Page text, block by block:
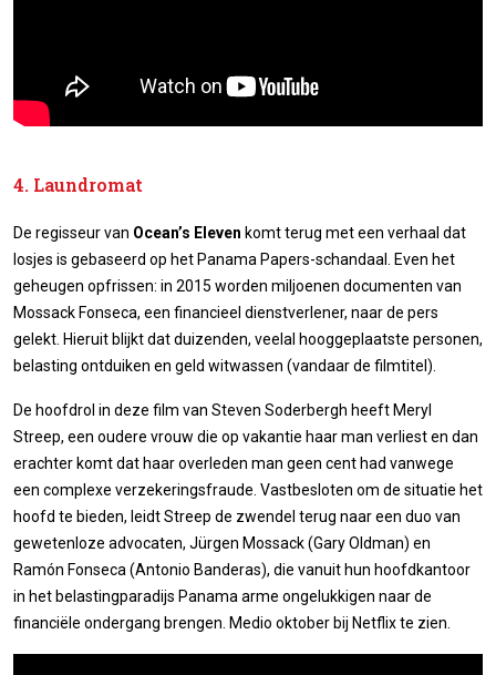
4. Laundromat
De regisseur van Ocean’s Eleven komt terug met een verhaal dat
losjes is gebaseerd op het Panama Papers-schandaal. Even het
geheugen opfrissen: in 2015 worden miljoenen documenten van
Mossack Fonseca, een financieel dienstverlener, naar de pers
gelekt. Hieruit blijkt dat duizenden, veelal hooggeplaatste personen,
belasting ontduiken en geld witwassen (vandaar de filmtitel).
De hoofdrol in deze film van Steven Soderbergh heeft Meryl
Streep, een oudere vrouw die op vakantie haar man verliest en dan
erachter komt dat haar overleden man geen cent had vanwege
een complexe verzekeringsfraude. Vastbesloten om de situatie het
hoofd te bieden, leidt Streep de zwendel terug naar een duo van
gewetenloze advocaten, Jürgen Mossack (Gary Oldman) en
Ramón Fonseca (Antonio Banderas), die vanuit hun hoofdkantoor
in het belastingparadijs Panama arme ongelukkigen naar de
financiële ondergang brengen. Medio oktober bij Netflix te zien.